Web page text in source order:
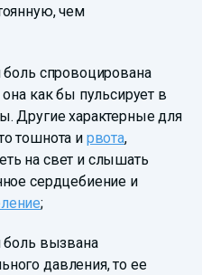
чем
боль спровоцирована
как бы пульсирует в
Другие характерные для
тошнота и рвота,
на свет и слышать
сердцебиение и
;
боль вызвана
давления, то ее